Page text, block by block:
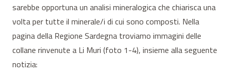
sarebbe opportuna un analisi mineralogica che chiarisca una
volta per tutte il minerale/i di cui sono composti. Nella
pagina della Regione Sardegna troviamo immagini delle
collane rinvenute a Li Muri (foto 1-4), insieme alla seguente
notizia: